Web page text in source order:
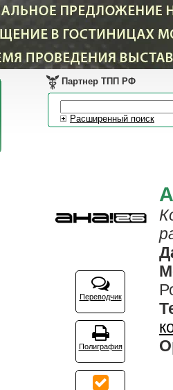
Партнер ТПП РФ
Расширенный поиск
Переводчик
Полиграфия